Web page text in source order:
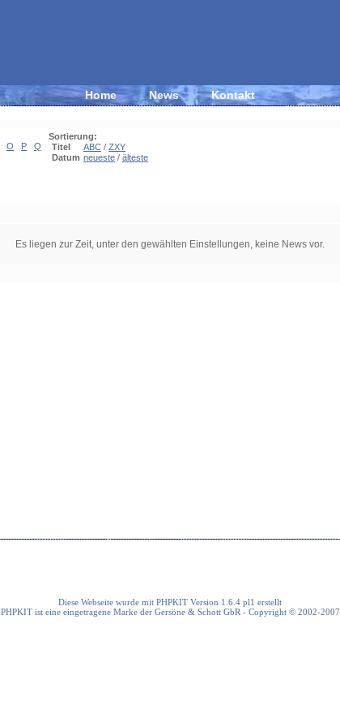
Home News Kontakt
O P
Q
Sortierung:
Titel
ABC / ZXY
Datum neueste / älteste
Es liegen zur Zeit, unter den gewählten Einstellungen, keine News vor.
Diese Webseite wurde mit PHPKIT Version 1.6.4 pl1 erstellt
PHPKIT ist eine eingetragene Marke der Gersöne & Schott GbR - Copyright © 2002-2007